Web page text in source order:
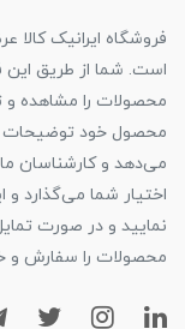
فروشگاه ایرانیک کالا
است. شما از طریق این
محصولات را مشاهده و
محصول خود توضیحات
می‌دهد و کارشناسان
اختیار شما می‌گذارد و
نمایید و در صورت
محصولات را سفارش و